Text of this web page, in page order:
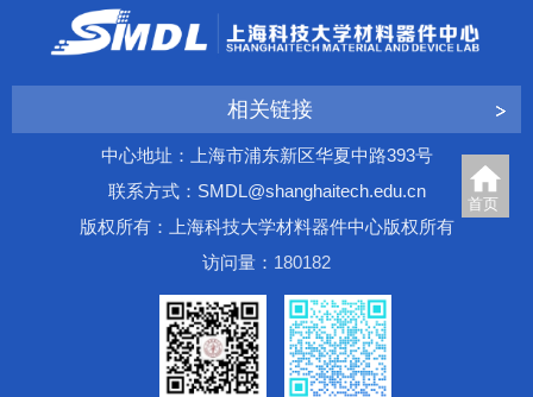
相关链接
中心地址：上海市浦东新区华夏中路393号
联系方式：SMDL@shanghaitech.edu.cn
版权所有：上海科技大学材料器件中心版权所有
访问量： 180182
首页